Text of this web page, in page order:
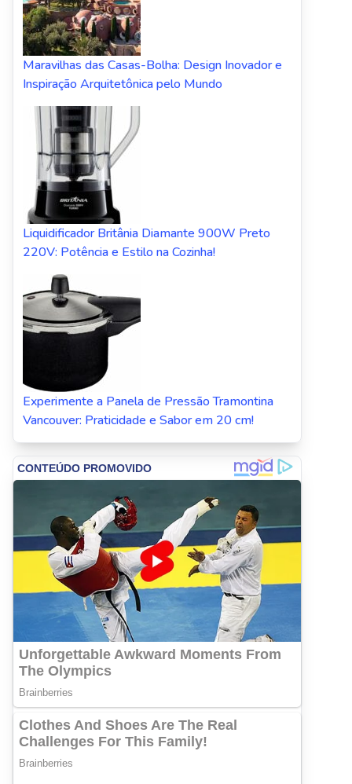
Maravilhas das Casas-Bolha: Design Inovador e
Inspiração Arquitetônica pelo Mundo
Liquidificador Britânia Diamante 900W Preto
220V: Potência e Estilo na Cozinha!
Experimente a Panela de Pressão Tramontina
Vancouver: Praticidade e Sabor em 20 cm!